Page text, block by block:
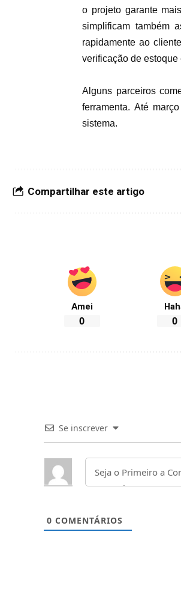
o projeto garante
simplificam também
rapidamente ao
verificação de
Alguns parceiros
ferramenta. Até
sistema.
Compartilhar este artigo
Amei
0 0
Se inscrever
0 COMENTÁRIOS